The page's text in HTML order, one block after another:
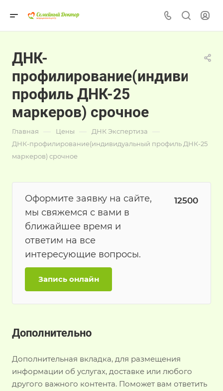
ДНК-
профиль ДНК-25
маркеров) срочное
Главная — Цены — ДНК Экспертиза —
ДНК-профилирование(индивидуальный профиль ДНК-25
маркеров) срочное
Оформите заявку на сайте,
мы свяжемся с вами в
ближайшее время и
ответим на все
интересующие вопросы.
12500
Запись онлайн
Дополнительно
Дополнительная вкладка, для размещения
информации об услугах, доставке или любого
другого важного контента. Поможет вам ответить